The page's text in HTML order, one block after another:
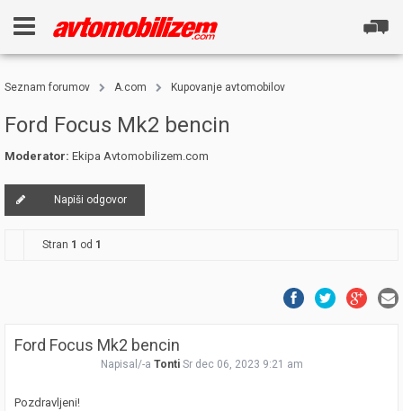
Seznam forumov A.com Kupovanje avtomobilov
Ford Focus Mk2 bencin
Moderator: Ekipa Avtomobilizem.com
Napiši odgovor
Stran 1 od 1
Ford Focus Mk2 bencin
Napisal/-a Tonti Sr dec 06, 2023 9:21 am
Pozdravljeni!